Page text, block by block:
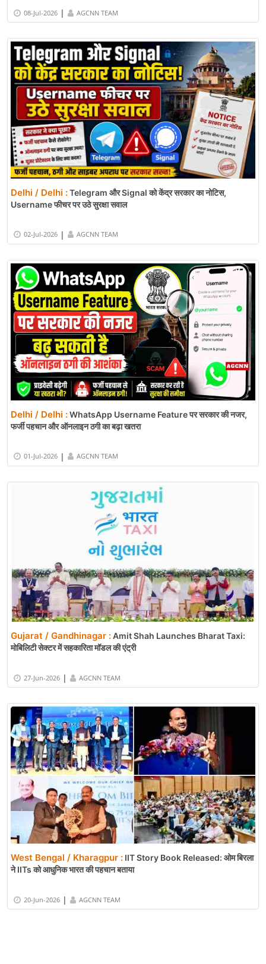
08-Jul-2026 | AGCNN TEAM
Delhi / Delhi :Telegram और Signal को केंद्र सरकार का नोटिस,
Username फीचर पर उठे सुरक्षा सवाल
02-Jul-2026 | AGCNN TEAM
Delhi / Delhi :WhatsApp Username Feature पर सरकार की नजर,
फर्जी पहचान और ऑनलाइन ठगी का बढ़ा खतरा
01-Jul-2026 | AGCNN TEAM
Gujarat / Gandhinagar :Amit Shah Launches Bharat Taxi:
मोबिलिटी सेक्टर में सहकारिता मॉडल की एंट्री
27-Jun-2026 | AGCNN TEAM
West Bengal / Kharagpur : IIT Story Book Released: ओम बिरला
ने IITs को आधुनिक भारत की पहचान बताया
20-Jun-2026 | AGCNN TEAM